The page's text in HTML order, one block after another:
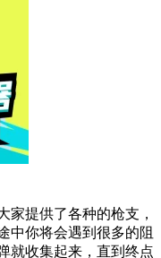
家提供了各种的枪支，
中你将会遇到很多的阻
就收集起来，直到终点